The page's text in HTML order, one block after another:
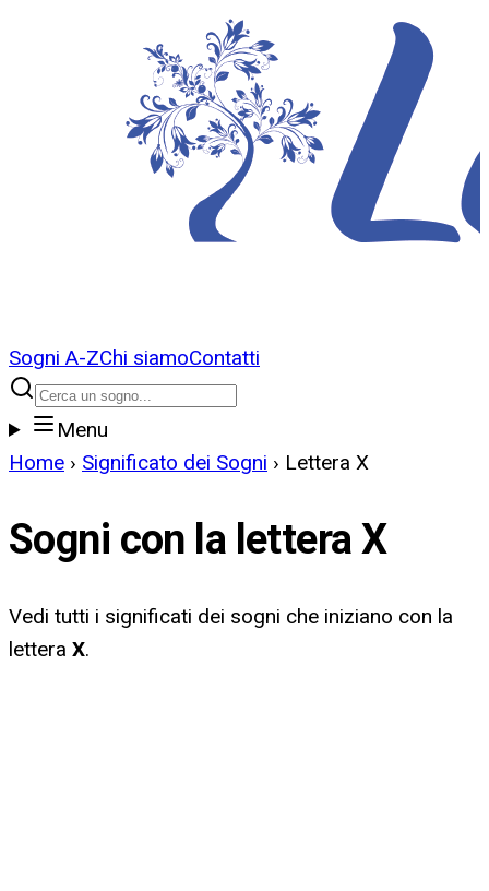
Sogni A-ZChi siamoContatti
Menu
Home › Significato dei Sogni › Lettera X
Sogni con la letteraX
Vedi tutti i significati dei sogni che iniziano con la
lettera X.